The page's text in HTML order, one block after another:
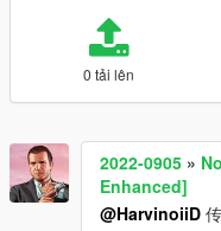
0 tải lên
2022-0905 »
Enhanced]
@HarvinoiiD